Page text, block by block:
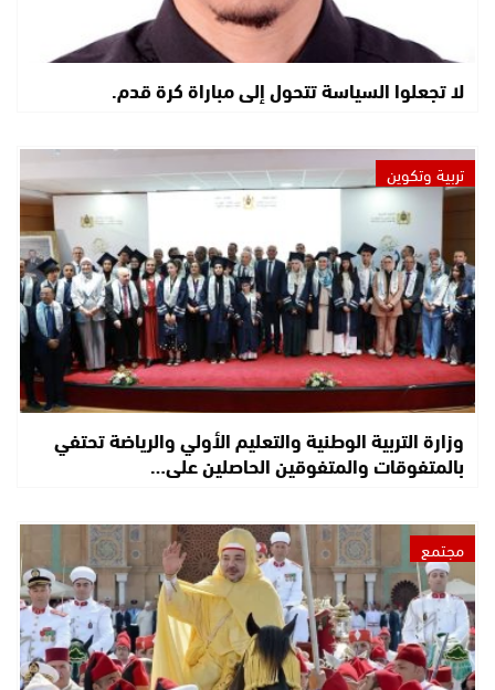
لا تجعلوا السياسة تتحول إلى مباراة كرة قدم.
تربية وتكوين
وزارة التربية الوطنية والتعليم الأولي والرياضة تحتفي
بالمتفوقات والمتفوقين الحاصلين على…
مجتمع